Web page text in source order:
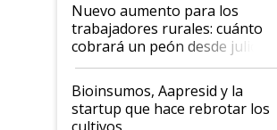
Nuevo aumento para los
trabajadores rurales: cuánto
cobrará un peón desde julio
Bioinsumos, Aapresid y la
startup que hace rebrotar los